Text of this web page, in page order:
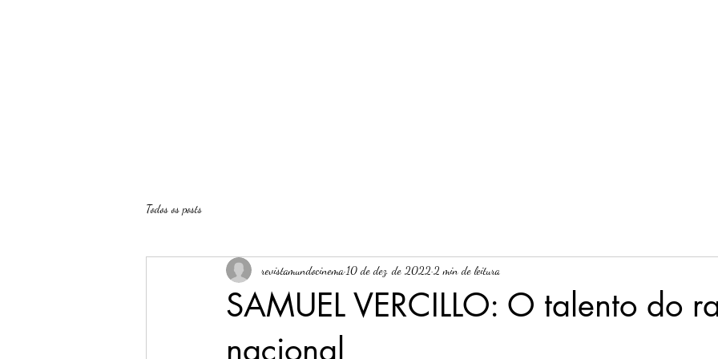
Todos os posts
SAMUEL VERCILLO: O talento do
nacional
revistamundocinema 10 de dez. de 2022 2 min de leitura